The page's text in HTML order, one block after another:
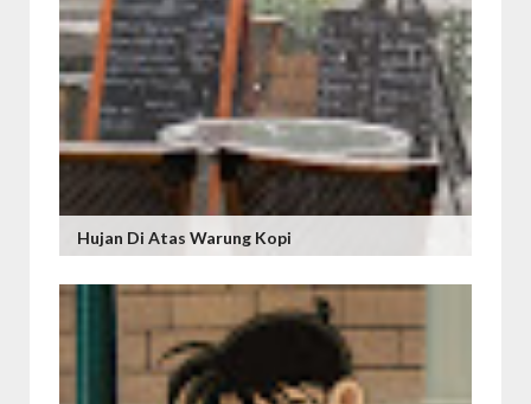
Hujan Di Atas Warung Kopi